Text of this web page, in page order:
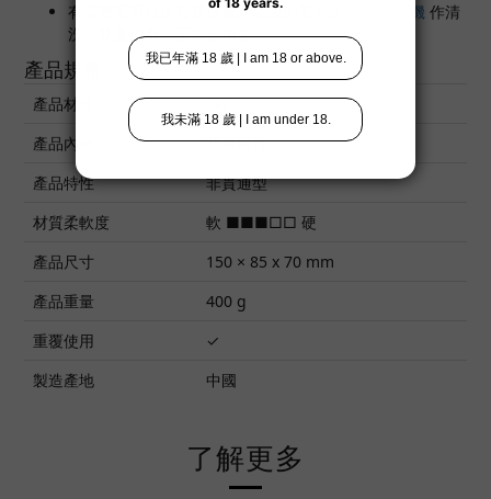
有需要更可放進殺死病毒、細菌的紫外線 玩具清潔機 作清
洗，雙重消毒，更安全衛生。
產品規格
產品材質
TPE
產品內層
雙層構造
產品特性
非貫通型
材質柔軟度
軟 ■■■□□ 硬
產品尺寸
150 × 85 x 70 mm
產品重量
400 g
重覆使用
✓
製造產地
中國
了解更多